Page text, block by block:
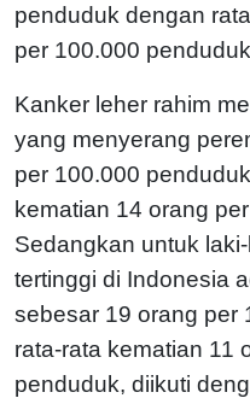
penduduk dengan
per 100.000
Kanker leher rahim
yang menyerang
per 100.000
kematian 14 orang
Sedangkan untuk
tertinggi di Indonesia
sebesar 19 orang per
rata-rata kematian 11
penduduk, diikuti